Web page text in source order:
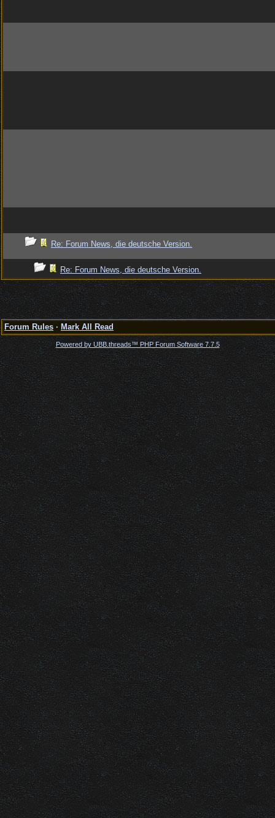
Re: Forum News, die deutsche Version.
Re: Forum News, die deutsche Version.
Forum Rules · Mark All Read
Powered by UBB.threads™ PHP Forum Software 7.7.5